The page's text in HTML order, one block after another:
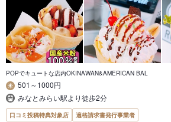
POPでキュートな店内OKINAWAN&AMERICAN BAL
501～1000円
みなとみらい駅より徒歩2分
口コミ投稿特典対象店 適格請求書発行事業者